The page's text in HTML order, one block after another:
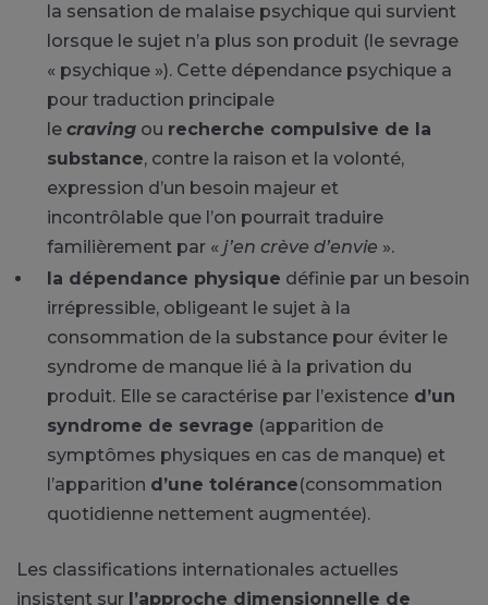
la sensation de malaise psychique qui survient
lorsque le sujet n’a plus son produit (le sevrage
« psychique »). Cette dépendance psychique a
pour traduction principale
le craving ou recherche compulsive de la
substance, contre la raison et la volonté,
expression d’un besoin majeur et
incontrôlable que l’on pourrait traduire
familièrement par « j’en crève d’envie ».
la dépendance physique définie par un besoin
irrépressible, obligeant le sujet à la
consommation de la substance pour éviter le
syndrome de manque lié à la privation du
produit. Elle se caractérise par l’existence d’un
syndrome de sevrage (apparition de
symptômes physiques en cas de manque) et
l’apparition d’une tolérance(consommation
quotidienne nettement augmentée).
Les classifications internationales actuelles
insistent sur l’approche dimensionnelle de